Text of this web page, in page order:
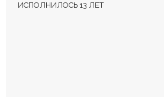
ИСПОЛНИЛОСЬ 13 ЛЕТ